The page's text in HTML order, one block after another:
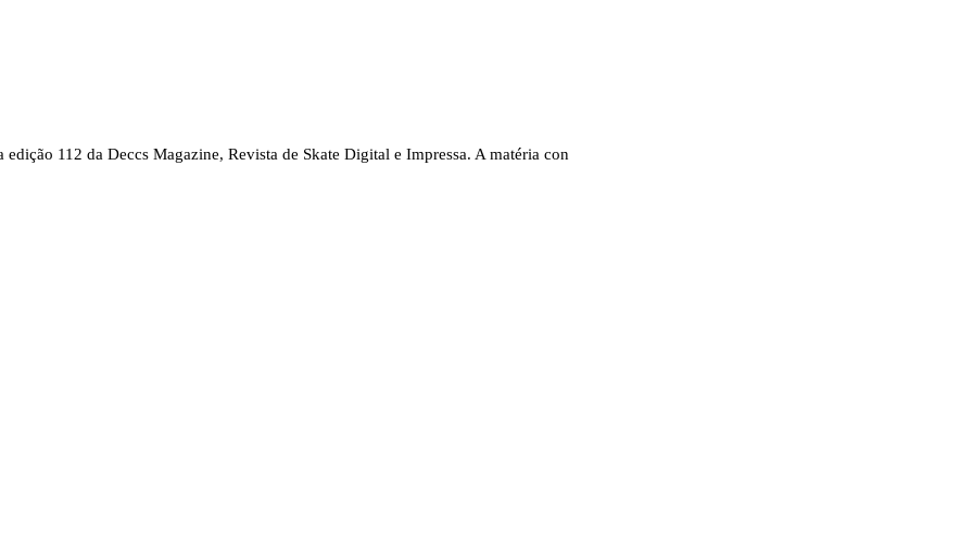
112 da Deccs Magazine, Revista de Skate Digital e Impressa. A matéria con